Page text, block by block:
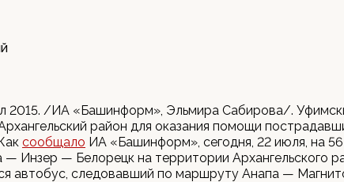
2015. /ИА «Башинформ», Эльмира Сабирова/.
район для оказания помощи
сообщало ИА «Башинформ», сегодня, 22 июля, на
— Инзер — Белорецк на территории Архангельского
автобус, следовавший по маршруту Анапа —